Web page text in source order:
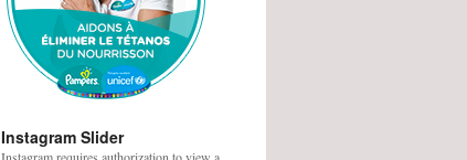
Instagram Slider